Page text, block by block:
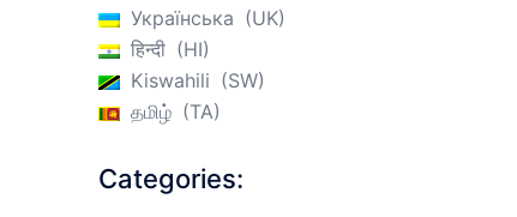
Українська
UK
हिन्दी
HI
Kiswahili
SW
தமிழ்
TA
Categories: